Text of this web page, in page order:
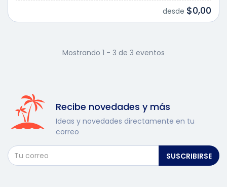
desde $0,00
Mostrando 1 - 3 de 3 eventos
Recibe novedades y más
Ideas y novedades directamente en tu
correo
SUSCRIBIRSE